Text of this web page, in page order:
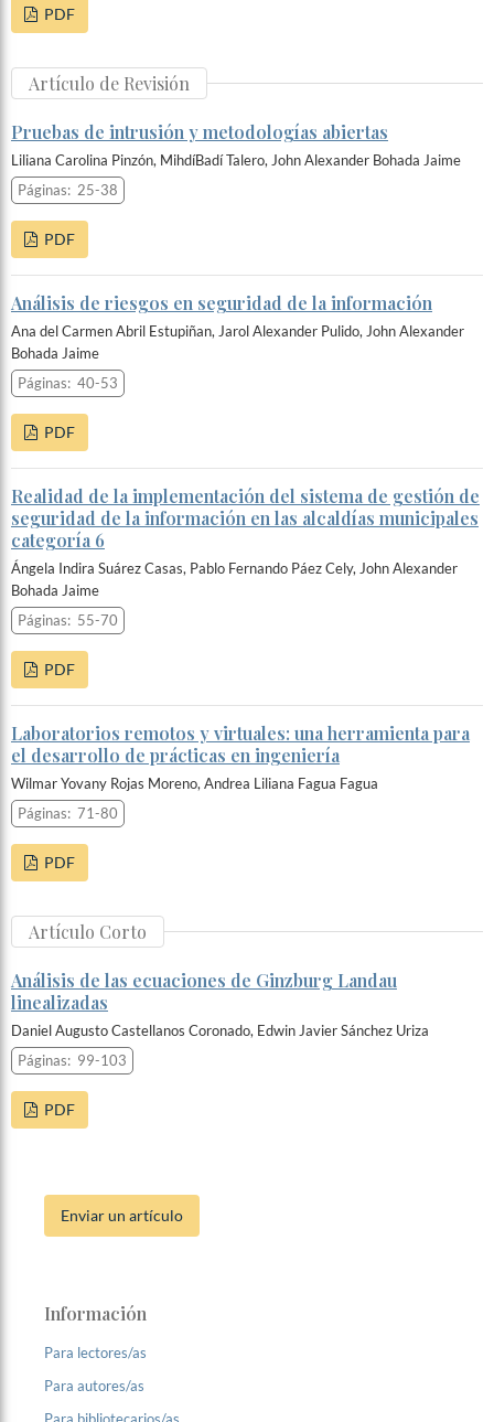
PDF
Artículo de Revisión
Pruebas de intrusión y metodologías abiertas
Liliana Carolina Pinzón, MihdíBadí Talero, John Alexander Bohada Jaime
Páginas:25-38
PDF
Análisis de riesgos en seguridad de la información
Ana del Carmen Abril Estupiñan, Jarol Alexander Pulido, John Alexander
Bohada Jaime
Páginas:40-53
PDF
Realidad de la implementación del sistema de gestión de
seguridad de la información en las alcaldías municipales
categoría 6
Ángela Indira Suárez Casas, Pablo Fernando Páez Cely, John Alexander
Bohada Jaime
Páginas:55-70
PDF
Laboratorios remotos y virtuales: una herramienta para
el desarrollo de prácticas en ingeniería
Wilmar Yovany Rojas Moreno, Andrea Liliana Fagua Fagua
Páginas:71-80
PDF
Artículo Corto
Análisis de las ecuaciones de Ginzburg Landau
linealizadas
Daniel Augusto Castellanos Coronado, Edwin Javier Sánchez Uriza
Páginas:99-103
PDF
Enviar un artículo
Información
Para lectores/as
Para autores/as